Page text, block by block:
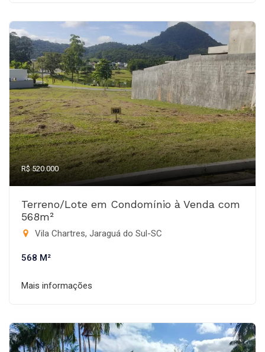
R$ 520.000
Terreno/Lote em Condomínio à Venda com
568m²
Vila Chartres, Jaraguá do Sul-SC
568 M²
Mais informações